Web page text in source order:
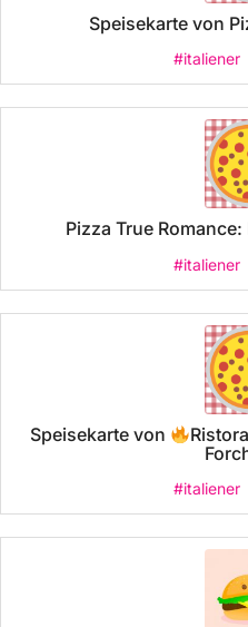
Speisekarte von
#italiener
Pizza True
#italiener
Speisekarte von
#italiener